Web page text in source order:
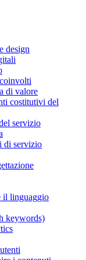
design
di valore
costitutivi del
servizio
di servizio
il linguaggio
keywords)